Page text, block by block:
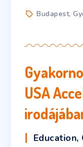
Budapest,
USA
Education,